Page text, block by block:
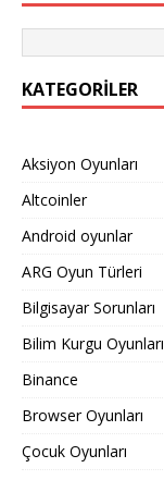
KATEGORILER
Aksiyon Oyunları
Altcoinler
Android oyunlar
ARG Oyun Türleri
Bilgisayar Sorunları
Bilim Kurgu Oyunları
Binance
Browser Oyunları
Çocuk Oyunları